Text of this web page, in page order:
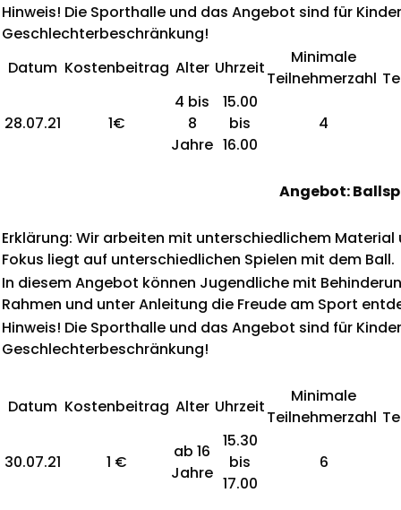
Hinweis! Die Sporthalle und das Angebot sind für
Geschlechterbeschränkung!
Datum Kostenbeitrag Alter Uhrzeit
Minimale
Teilnehmerzahl
28.07.21 1€
4 bis
8
Jahre
15.00
bis
16.00
4
Angebot:
Erklärung: Wir arbeiten mit unterschiedlichem
Fokus liegt auf unterschiedlichen Spielen mit dem Ball.
In diesem Angebot können Jugendliche mit
Rahmen und unter Anleitung die Freude am Sport
Hinweis! Die Sporthalle und das Angebot sind für
Geschlechterbeschränkung!
Datum Kostenbeitrag Alter Uhrzeit
Minimale
Teilnehmerzahl
30.07.21 1 €
ab 16
Jahre
15.30
bis
17.00
6